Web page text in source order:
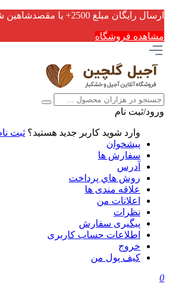
ارسال رایگان مبلغ 2500+ یا مقصدشاهین شهر
مشاهده فروشگاه
ورود/ثبت نام
وارد شوید کاربر جدید هستید؟ ثبت
پیشخوان
سفارش ها
آدرس
روش هاي پرداخت
علاقه مندی ها
اعلانات من
نظرات
پیگیری سفارش
اطلاعات حساب كاربری
خروج
کیف پول من
0